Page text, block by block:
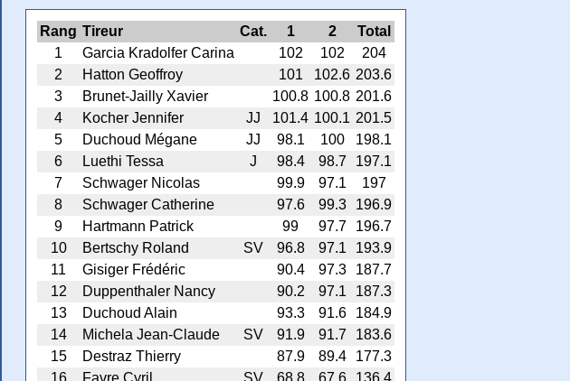
Rang Tireur Cat. 1 2
Total
1
Garcia Kradolfer Carina 102 102
204
2
Hatton Geoffroy 101 102.6 203.6
3
Brunet-Jailly Xavier 100.8 100.8 201.6
4
Kocher Jennifer JJ 101.4 100.1 201.5
5
Duchoud Mégane JJ 98.1 100
198.1
6
Luethi Tessa J 98.4 98.7
197.1
7
Schwager Nicolas 99.9 97.1
197
8
Schwager Catherine 97.6 99.3
196.9
9
Hartmann Patrick 99 97.7
196.7
10
Bertschy Roland SV 96.8 97.1
193.9
11
Gisiger Frédéric 90.4 97.3
187.7
12
Duppenthaler Nancy 90.2 97.1
187.3
13
Duchoud Alain 93.3 91.6
184.9
14
Michela Jean-Claude SV 91.9 91.7
183.6
15
Destraz Thierry 87.9 89.4
177.3